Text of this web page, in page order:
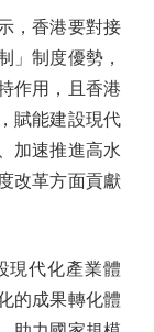
，香港要對接
」制度優勢，
作用，且香港
賦能建設現代
加速推進高水
改革方面貢獻
代化產業體
的成果轉化體